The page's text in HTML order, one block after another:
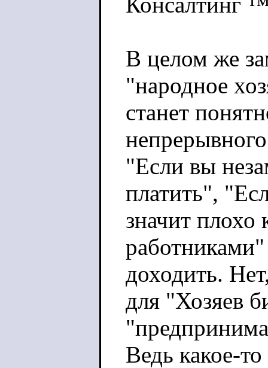
В целом же
"народное
станет
"Если вы
платить",
значит плохо
доходить.
для "Хозяев
Ведь какое-